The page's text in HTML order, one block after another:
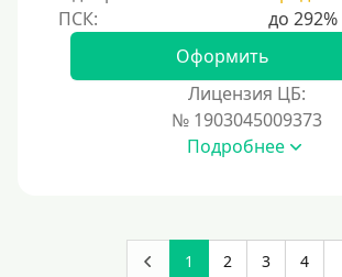
Оформить
Лицензия ЦБ:
№ 1903045009373
Подробнее
1 2 3 4